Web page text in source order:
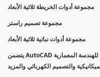
مجموعة أدوات الخريطة ثلاثية الأبعاد
مجموعة تصميم راستر
مجموعة أدوات نباتية ثلاثية الأبعاد
يتضمن AutoCAD الآن ميزات خاصة بالصناعة وأشياء ذكية للهندسة المعمارية